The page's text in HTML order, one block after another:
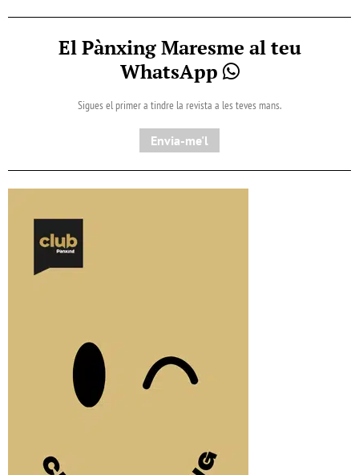
El Pànxing Maresme al teu
WhatsApp
Sigues el primer a tindre la revista a les teves mans.
Envia-me'l